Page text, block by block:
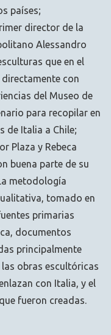
países;
director de la
Alessandro
que en el
con
del Museo de
para recopilar en
de Italia a Chile;
Plaza y Rebeca
buena parte de su
metodología
tomado en
primarias
documentos
principalmente
obras escultóricas
con Italia, y el
fueron creadas.